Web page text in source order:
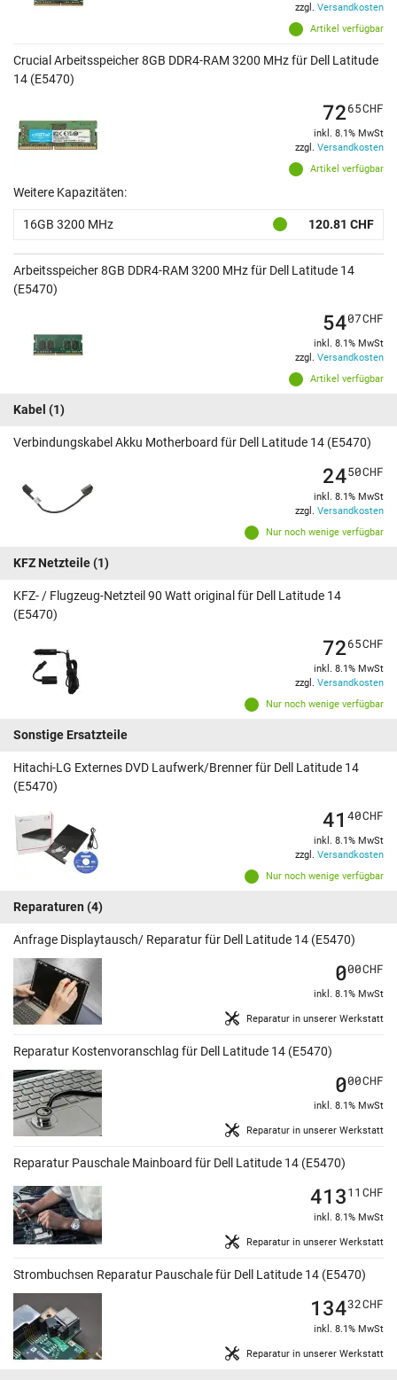
Artikel verfügbar
zzgl. Versandkosten
Crucial Arbeitsspeicher 8GB DDR4-RAM 3200 MHz für Dell Latitude
14 (E5470)
Artikel verfügbar
7265CHF
inkl. 8.1% MwSt
zzgl. Versandkosten
Weitere Kapazitäten:
16GB 3200 MHz 120.81 CHF
Arbeitsspeicher 8GB DDR4-RAM 3200 MHz für Dell Latitude 14
(E5470)
Artikel verfügbar
5407CHF
inkl. 8.1% MwSt
zzgl. Versandkosten
Kabel (1)
Verbindungskabel Akku Motherboard für Dell Latitude 14 (E5470)
Nur noch wenige verfügbar
2450CHF
inkl. 8.1% MwSt
zzgl. Versandkosten
KFZ Netzteile(1)
KFZ- / Flugzeug-Netzteil 90 Watt original für Dell Latitude 14
(E5470)
Nur noch wenige verfügbar
7265CHF
inkl. 8.1% MwSt
zzgl. Versandkosten
Sonstige Ersatzteile
Hitachi-LG Externes DVD Laufwerk/Brenner für Dell Latitude 14
(E5470)
Nur noch wenige verfügbar
41 40CHF
inkl. 8.1% MwSt
zzgl. Versandkosten
Reparaturen (4)
Anfrage Displaytausch/ Reparatur für Dell Latitude 14 (E5470)
Reparatur in unserer Werkstatt
000CHF
inkl. 8.1% MwSt
Reparatur Kostenvoranschlag für Dell Latitude 14 (E5470)
Reparatur in unserer Werkstatt
000CHF
inkl. 8.1% MwSt
Reparatur Pauschale Mainboard für Dell Latitude 14 (E5470)
Reparatur in unserer Werkstatt
41311 CHF
inkl. 8.1% MwSt
Strombuchsen Reparatur Pauschale für Dell Latitude 14 (E5470)
Reparatur in unserer Werkstatt
13432CHF
inkl. 8.1% MwSt